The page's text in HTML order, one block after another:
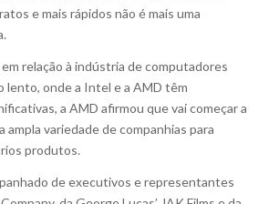
e mais rápidos não é mais uma
em relação à indústria de computadores
lento, onde a Intel e a AMD têm
a AMD afirmou que vai começar a
ampla variedade de companhias para
produtos.
de executivos e representantes